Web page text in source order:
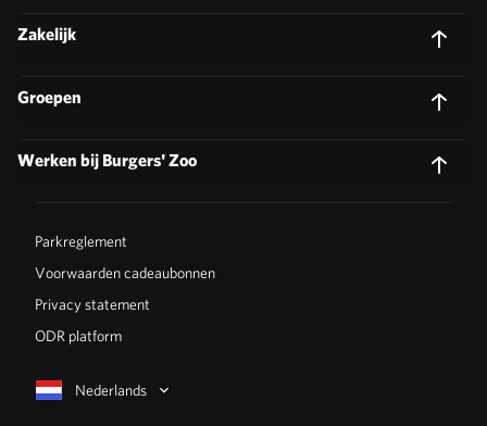
Zakelijk
Groepen
Werken bij Burgers' Zoo
Nederlands
Parkreglement
Voorwaarden cadeaubonnen
Privacy statement
ODR platform